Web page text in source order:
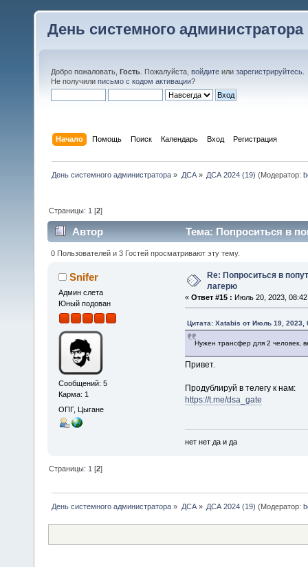
День системного администратора
Добро пожаловать, Гость . Пожалуйста, войдите или зарегистрируйтесь
Не получили письмо с кодом активации?
Начало Помощь Поиск Календарь Вход Регистрация
День системного администратора » ДСА» ДСА 2024 (19) (Модератор:
Страницы: 1 [2]
Автор Тема: Попроситься в
0 Пользователей и 3 Гостей просматривают эту тему.
Snifer
Админ слета
Юный подован
Сообщений: 5
Карма: 1
ОПГ, Цыгане
Re: Попроситься в
лагерю
« Ответ #15 : Июль 20, 2023,
Цитата: Xatabis от Июль 19, 2023,
Нужен трансфер для 2 человек,
Привет.
Продублируй в телегу к нам:
https://t.me/dsa_gate
нет нет да и да
Страницы: 1 [2]
День системного администратора » ДСА» ДСА 2024 (19) (Модератор: